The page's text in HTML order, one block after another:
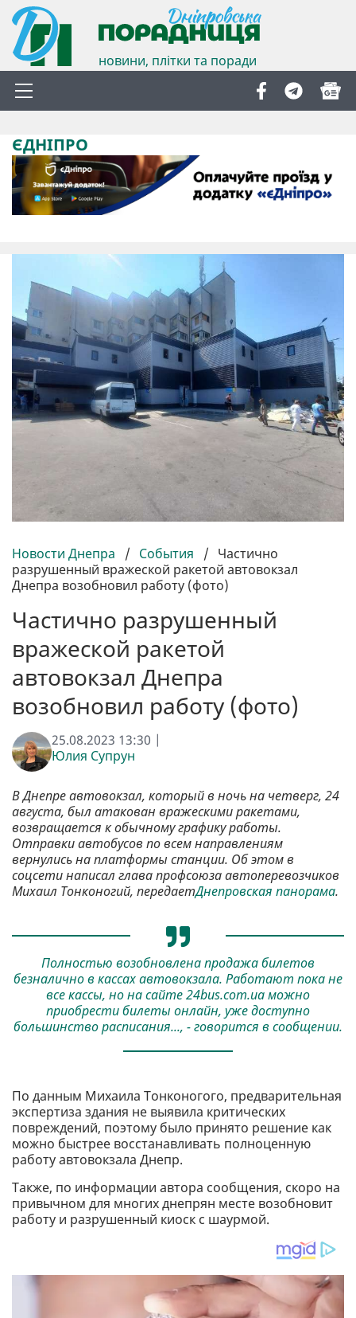
новини, плітки та поради
ЄДНІПРО
Новости Днепра / События / Частично
разрушенный вражеской ракетой автовокзал
Днепра возобновил работу (фото)
Частично разрушенный
вражеской ракетой
автовокзал Днепра
возобновил работу (фото)
25.08.2023 13:30 |
Юлия Супрун
В Днепре автовокзал, который в ночь на четверг, 24
августа, был атакован вражескими ракетами,
возвращается к обычному графику работы.
Отправки автобусов по всем направлениям
вернулись на платформы станции. Об этом в
соцсети написал глава профсоюза автоперевозчиков
Михаил Тонконогий, передаетДнепровская панорама.
Полностью возобновлена продажа билетов
безналично в кассах автовокзала. Работают пока не
все кассы, но на сайте 24bus.com.ua можно
приобрести билеты онлайн, уже доступно
большинство расписания..., - говорится в сообщении.
По данным Михаила Тонконогого, предварительная
экспертиза здания не выявила критических
повреждений, поэтому было принято решение как
можно быстрее восстанавливать полноценную
работу автовокзала Днепр.
Также, по информации автора сообщения, скоро на
привычном для многих днепрян месте возобновит
работу и разрушенный киоск с шаурмой.